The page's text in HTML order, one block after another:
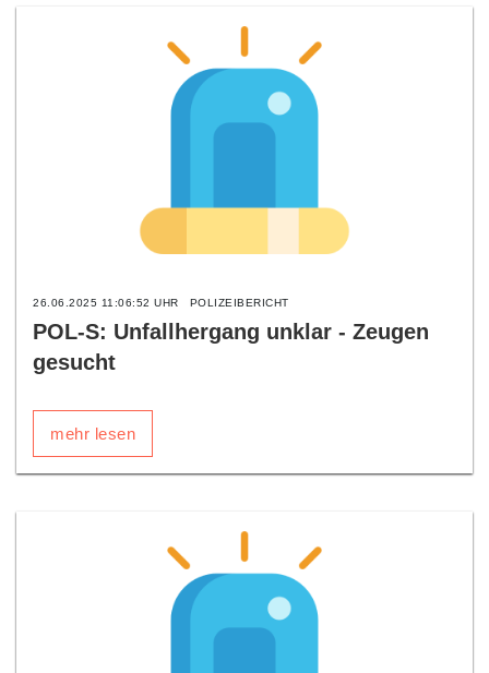
26.06.2025 11:06:52 UHR POLIZEIBERICHT
POL-S: Unfallhergang unklar - Zeugen
gesucht
mehr lesen